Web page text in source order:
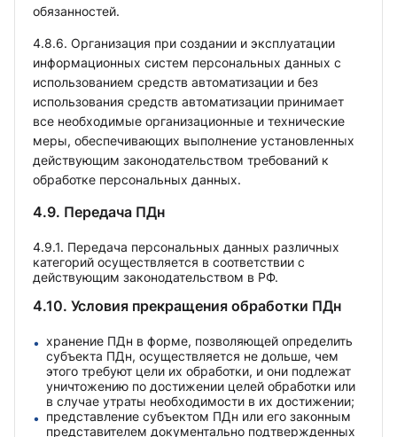
обязанностей.
4.8.6. Организация при создании и эксплуатации
информационных систем персональных данных с
использованием средств автоматизации и без
использования средств автоматизации принимает
все необходимые организационные и технические
меры, обеспечивающих выполнение установленных
действующим законодательством требований к
обработке персональных данных.
4.9. Передача ПДн
4.9.1. Передача персональных данных различных
категорий осуществляется в соответствии с
действующим законодательством в РФ.
4.10. Условия прекращения обработки ПДн
хранение ПДн в форме, позволяющей определить
субъекта ПДн, осуществляется не дольше, чем
этого требуют цели их обработки, и они подлежат
уничтожению по достижении целей обработки или
в случае утраты необходимости в их достижении;
представление субъектом ПДн или его законным
представителем документально подтвержденных